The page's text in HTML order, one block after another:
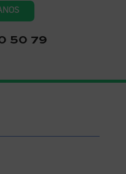
50 79